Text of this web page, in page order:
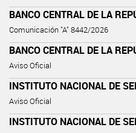
BANCO CENTRAL DE LA
Comunicación "A" 8442/2026
BANCO CENTRAL DE LA
Aviso Oficial
INSTITUTO NACIONAL DE
Aviso Oficial
INSTITUTO NACIONAL DE